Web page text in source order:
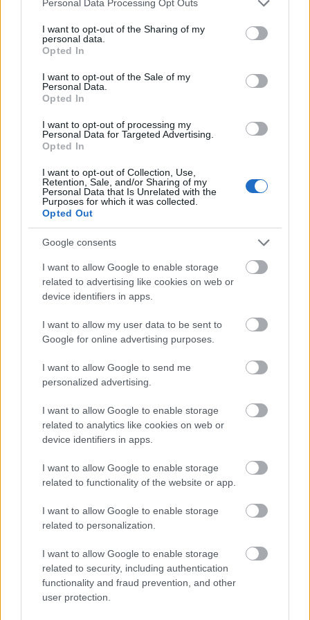
not limited to your visit or usage behaviour. You may click to
grant or deny consent to Google and its third-party tags to
use your data for below specified purposes in below Google
consent section.
Personal Data Processing Opt Outs
I want to opt-out of the Sharing of my
personal data.
Opted In
I want to opt-out of the Sale of my
Personal Data.
Opted In
I want to opt-out of processing my
Personal Data for Targeted Advertising.
Opted In
I want to opt-out of Collection, Use,
Retention, Sale, and/or Sharing of my
Personal Data that Is Unrelated with the
Purposes for which it was collected.
Opted Out
Google consents
I want to allow Google to enable storage
related to advertising like cookies on web or
device identifiers in apps.
I want to allow my user data to be sent to
Google for online advertising purposes.
I want to allow Google to send me
personalized advertising.
I want to allow Google to enable storage
related to analytics like cookies on web or
device identifiers in apps.
I want to allow Google to enable storage
related to functionality of the website or app.
I want to allow Google to enable storage
related to personalization.
I want to allow Google to enable storage
related to security, including authentication
functionality and fraud prevention, and other
user protection.
medaljer: både gullet på fellesstarten og bronsen
Denne ankesaken er foreløpig ikke avgjort. Og
derfor må Fourcade fortsatt vente.
dopingbrudd i Russland
Meld deg på vårt nyhetsbrev
Meld deg på
Skal
gifte
med
tidlig
landsl
agskol
lega...
01.0
8.20
26
2 Snapp
er til
Norge
s
ener
SKISKYT
ING
22.0
2.20
3 Vrake
t
Disse
går
tarten
SKISKYT
18.0
2.20
4 Utest
–
Gjens
alvore
SKISKYT 7.20